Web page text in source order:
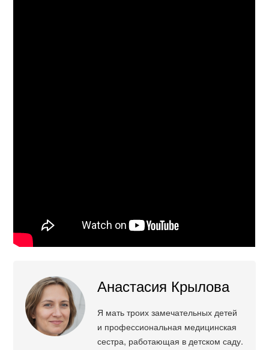
Анастасия Крылова
Я мать троих замечательных детей
и профессиональная медицинская
сестра, работающая в детском саду.